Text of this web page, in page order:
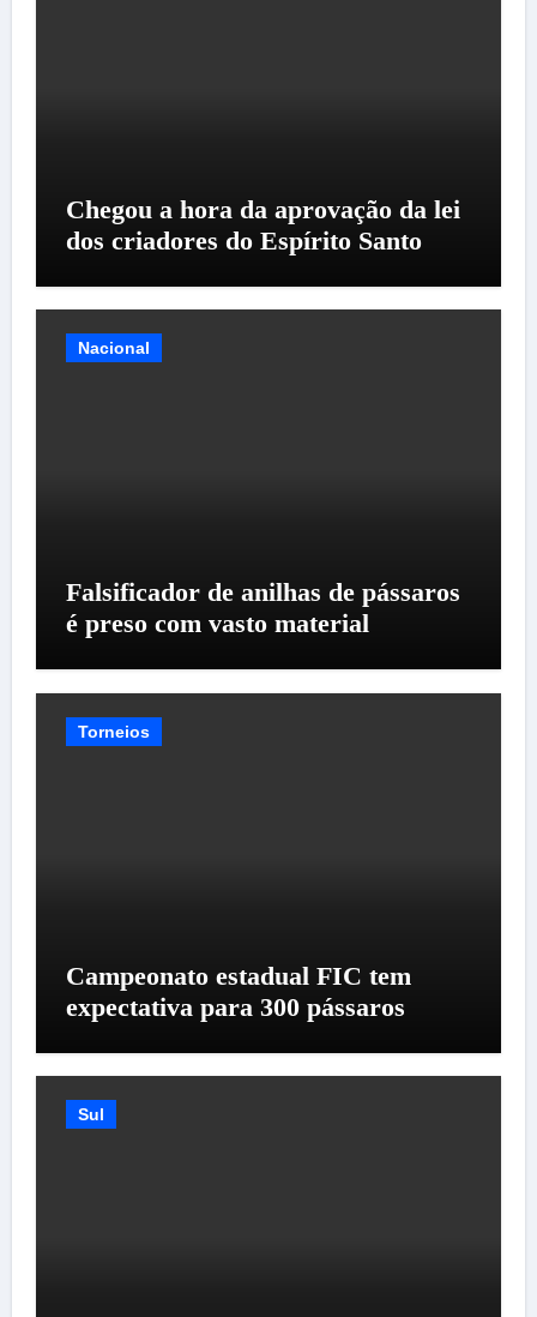
Chegou a hora da aprovação da lei
dos criadores do Espírito Santo
Nacional
Falsificador de anilhas de pássaros
é preso com vasto material
Torneios
Campeonato estadual FIC tem
expectativa para 300 pássaros
Sul